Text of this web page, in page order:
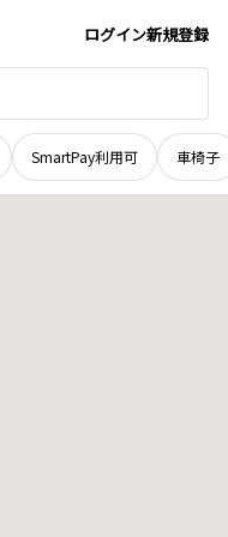
ログイン新規登録
SmartPay利用可 車椅子